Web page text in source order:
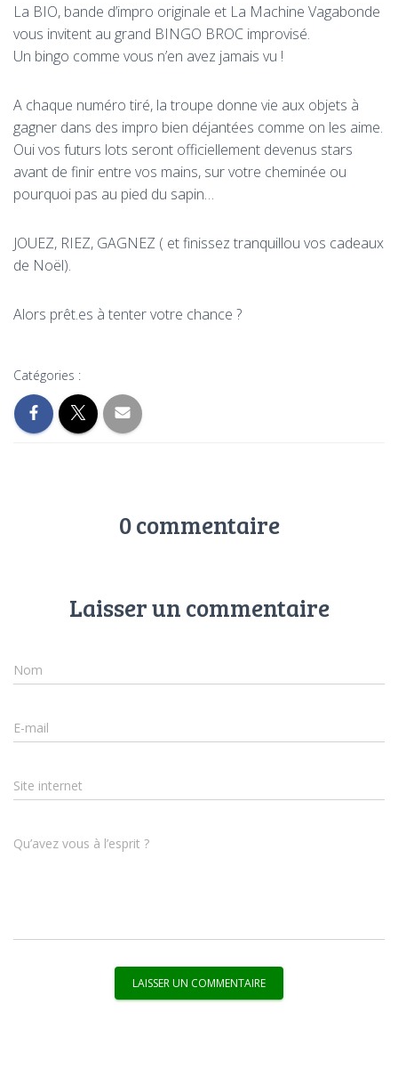
La BIO, bande d’impro originale et La Machine Vagabonde
vous invitent au grand BINGO BROC improvisé.
Un bingo comme vous n’en avez jamais vu !
A chaque numéro tiré, la troupe donne vie aux objets à
gagner dans des impro bien déjantées comme on les aime.
Oui vos futurs lots seront officiellement devenus stars
avant de finir entre vos mains, sur votre cheminée ou
pourquoi pas au pied du sapin…
JOUEZ, RIEZ, GAGNEZ ( et finissez tranquillou vos cadeaux
de Noël).
Alors prêt.es à tenter votre chance ?
Catégories :
0 commentaire
Laisser un commentaire
Nom
E-mail
Site internet
Qu’avez vous à l’esprit ?